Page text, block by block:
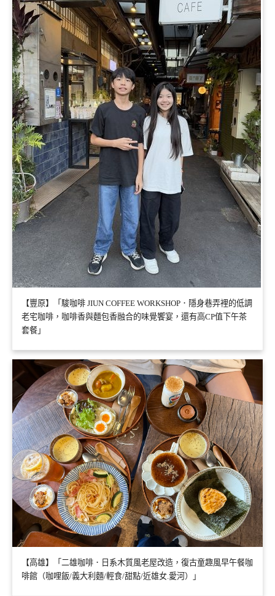
【豐原】「駿咖啡 JIUN COFFEE WORKSHOP．隱身巷弄裡的低調
老宅咖啡，咖啡香與麵包香融合的味覺饗宴，還有高CP值下午茶
套餐」
【高雄】「二雄咖啡．日系木質風老屋改造，復古童趣風早午餐咖
啡館（咖哩飯/義大利麵/輕食/甜點/近雄女.愛河）」